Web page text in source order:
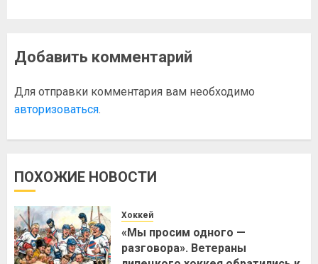
Добавить комментарий
Для отправки комментария вам необходимо
авторизоваться.
ПОХОЖИЕ НОВОСТИ
Хоккей
«Мы просим одного —
разговора». Ветераны